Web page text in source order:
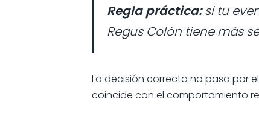
Regla práctica:si tu
Regus Colón tiene más
La decisión correcta no pasa por
coincide con el comportamiento